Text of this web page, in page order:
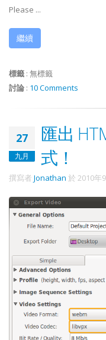
Please ...
繼續
標籤 : 無標籤
討論 : 10 Comments
27
九月
匯出
式！
撰寫者 Jonathan 於 2010年